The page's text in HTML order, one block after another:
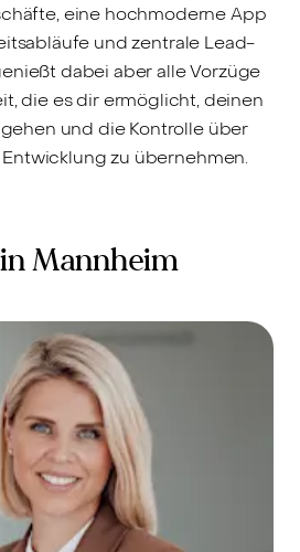
eine hochmoderne App
und zentrale Lead-
dabei aber alle Vorzüge
die es dir ermöglicht, deinen
und die Kontrolle über
zu übernehmen.
Mannheim